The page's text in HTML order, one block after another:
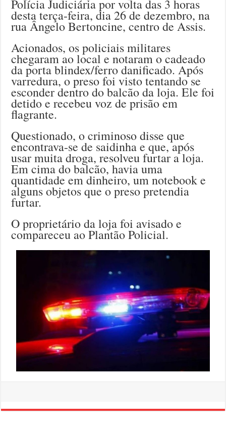
Polícia Judiciária por volta das 3 horas
desta terça-feira, dia 26 de dezembro, na
rua Ângelo Bertoncine, centro de Assis.
Acionados, os policiais militares
chegaram ao local e notaram o cadeado
da porta blindex/ferro danificado. Após
varredura, o preso foi visto tentando se
esconder dentro do balcão da loja. Ele foi
detido e recebeu voz de prisão em
flagrante.
Questionado, o criminoso disse que
encontrava-se de saidinha e que, após
usar muita droga, resolveu furtar a loja.
Em cima do balcão, havia uma
quantidade em dinheiro, um notebook e
alguns objetos que o preso pretendia
furtar.
O proprietário da loja foi avisado e
compareceu ao Plantão Policial.